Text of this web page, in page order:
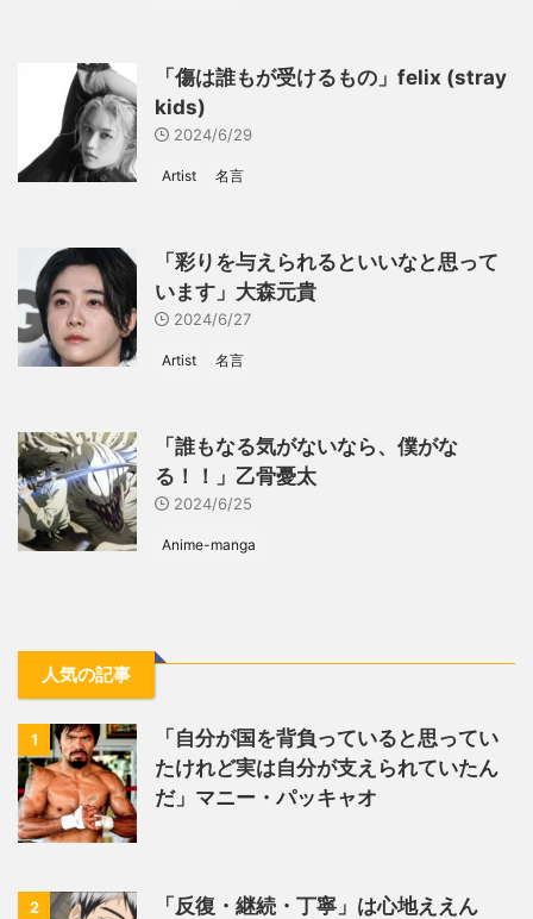
「傷は誰もが受けるもの」felix (stray
kids)
2024/6/29
Artist 名言
「彩りを与えられるといいなと思って
います」大森元貴
2024/6/27
Artist 名言
「誰もなる気がないなら、僕がな
る！！」乙骨憂太
2024/6/25
Anime-manga
人気の記事
1
「自分が国を背負っていると思ってい
たけれど実は自分が支えられていたん
だ」マニー・パッキャオ
2
「反復・継続・丁寧」は心地ええん